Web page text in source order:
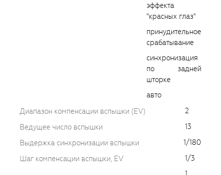
эффекта
"красных глаз"
принудительное
срабатывание
синхронизация
по задней
шторке
авто
Диапазон компенсации вспышки (EV)
2
Ведущее число вспышки
13
Выдержка синхронизации вспышки
1/180
Шаг компенсации вспышки, EV
1/3